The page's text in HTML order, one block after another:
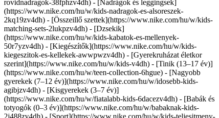
rovidnadragok-38fphzv4dh) - [Nadrágok és leggingsek]
(https://www.nike.com/hu/w/kids-nadragok-es-alsoreszek-
2kq19zv4dh) - [Összeillő szettek](https://www.nike.com/hu/w/kids-
matching-sets-2lukpzv4dh) - [Dzsekik]
(https://www.nike.com/hu/w/kids-kabatok-es-mellenyek-
50r7yzv4dh) - [Kiegészítők](https://www.nike.com/hu/w/kids-
kiegeszitok-es-kellekek-awwpwzv4dh) - [Gyerekruházat életkor
szerint](https://www.nike.com/hu/w/kids-v4dh) - [Tinik (13–17 év)]
(https://www.nike.com/hu/w/teen-collection-6hgue) - [Nagyobb
gyerekek (7–12 év)](https://www.nike.com/hu/w/idosebb-kids-
agibjzv4dh) - [Kisgyerekek (3–7 év)]
(https://www.nike.com/hu/w/fiatalabb-kids-6dacezv4dh) - [Babák és
totyogók (0–3 év)](https://www.nike.com/hu/w/babaknak-kids-
2j488zv4dh) - [Sport](https://www.nike.com/hu/w/kids-teljesitmeny-